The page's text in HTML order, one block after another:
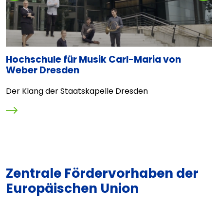
Hochschule für Musik Carl-Maria von
Weber Dresden
Der Klang der Staatskapelle Dresden
Zentrale Fördervorhaben der
Europäischen Union